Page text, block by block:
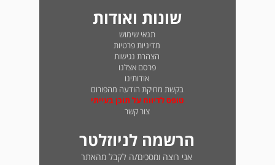
שונות ואודות
תנאי שימוש
מדיניות פרטיות
הצהרת נגישות
פרסם אצלנו
אודותינו
בקשת מחיקת הודעה מהפורום
טופס לדיווח על תוכן בעייתי
צור קשר
הרשמה לניוזלטר
אני רוצה ומסכים/ה לקבל מהאתר